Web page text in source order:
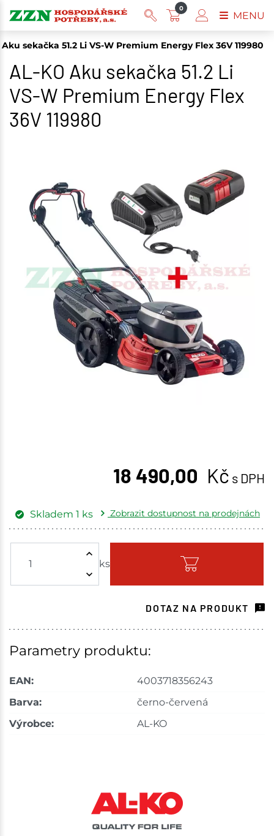
Aku sekačka 51.2 Li VS-W Premium Energy Flex 36V 119980
AL-KO Aku sekačka 51.2 Li
VS-W Premium Energy Flex
36V 119980
18 490,00 Kč s DPH
ks
Skladem 1 ks
Zobrazit dostupnost na prodejnách
Skladem - ihned k odeslání
Ceny na prodejnách se mohou lišit od cen na e-
DOTAZ NA PRODUKT
Parametry produktu:
EAN:
4003718356243
Barva:
černo-červená
Výrobce:
AL-KO
0
MENU